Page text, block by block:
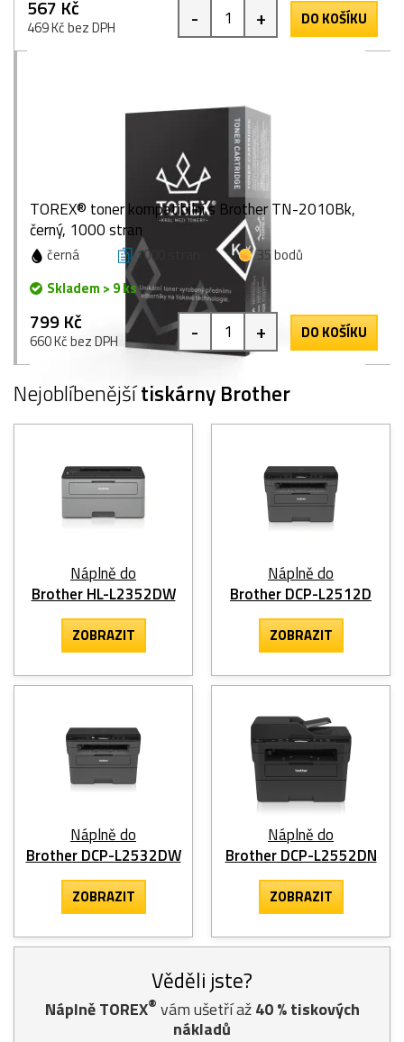
567 Kč
469 Kč bez DPH - + DO KOŠÍKU
TOREX® toner kompatibilní s Brother TN-2010Bk,
černý, 1000 stran
černá 1000 stran
35 bodů
Skladem > 9 ks
799 Kč
660 Kč bez DPH - + DO KOŠÍKU
Nejoblíbenějšítiskárny Brother
Náplně do
Brother HL-L2352DW
ZOBRAZIT
Náplně do
Brother DCP-L2512D
ZOBRAZIT
Náplně do
Brother DCP-L2532DW
ZOBRAZIT
Náplně do
Brother DCP-L2552DN
ZOBRAZIT
Věděli jste?
Náplně TOREX® vám ušetří až40% tiskových
nákladů